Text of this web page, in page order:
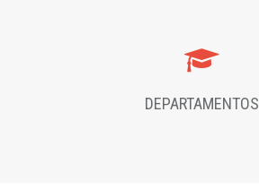
DEPARTAMENTOS